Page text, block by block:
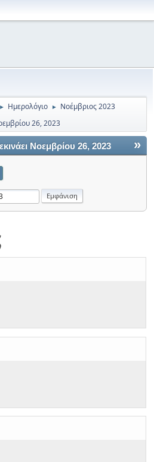
► Ημερολόγιο ► Νοέμβριος 2023
26, 2023
»
Νοεμβρίου 26, 2023